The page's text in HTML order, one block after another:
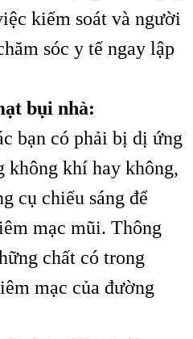
kiểm soát và người
sóc y tế ngay lập
bụi nhà:
bạn có phải bị dị ứng
không khí hay không,
cụ chiếu sáng để
mạc mũi. Thông
chất có trong
mạc của đường